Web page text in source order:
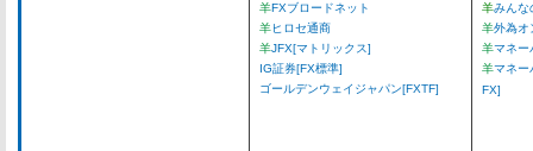
羊FXブロードネット
羊ヒロセ通商
羊JFX[マトリックス]
IG証券[FX標準]
ゴールデンウェイジャパン[FXTF]
羊みんな
羊外為オ
羊マネー
羊マネー
FX]